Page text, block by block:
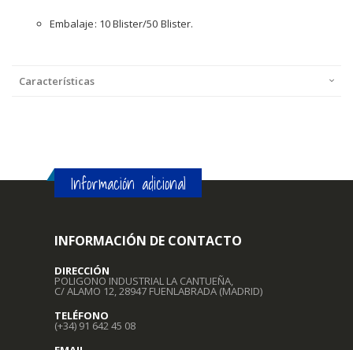
Embalaje: 10 Blister/50 Blister.
Características
Información adicional
INFORMACIÓN DE CONTACTO
DIRECCIÓN
POLIGONO INDUSTRIAL LA CANTUEÑA,
C/ ALAMO 12, 28947 FUENLABRADA (MADRID)
TELÉFONO
(+34) 91 642 45 08